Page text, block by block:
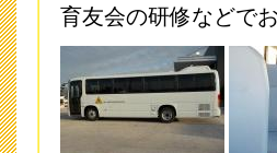
第31回公開研
た。
2018年2月15日
育友会の研修などで